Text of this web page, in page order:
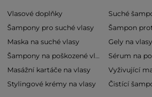
Vlasové doplňky
Suché
Šampony pro suché vlasy
Šampon
Maska na suché vlasy
Gely na vlasy
Šampony na poškozené vlasy
Sérum na
Masážní kartáče na vlasy
Vyživující
Stylingové krémy na vlasy
Čistící